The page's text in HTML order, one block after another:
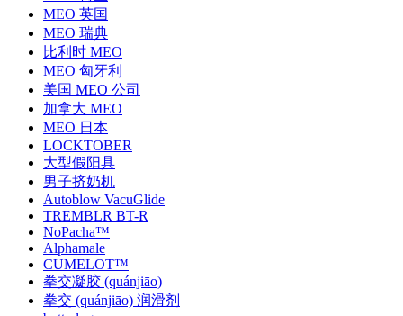
MEO 英国
MEO 瑞典
比利时 MEO
MEO 匈牙利
美国 MEO 公司
加拿大 MEO
MEO 日本
LOCKTOBER
大型假阳具
男子挤奶机
Autoblow VacuGlide
TREMBLR BT-R
NoPacha™
Alphamale
CUMELOT™
拳交凝胶 (quánjiāo)
拳交 (quánjiāo) 润滑剂